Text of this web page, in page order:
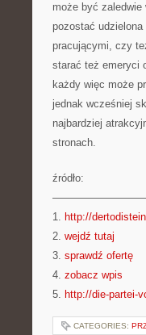
może być zaledwie
pozostać
pracującymi, czy
starać też emeryci
każdy więc może
jednak wcześniej
najbardziej
stronach.
źródło:
1. http://
2. wejdź tutaj
3. sprawdź ofertę
4. zobacz wpis
5. http://die-partei-
CATEGORIES: